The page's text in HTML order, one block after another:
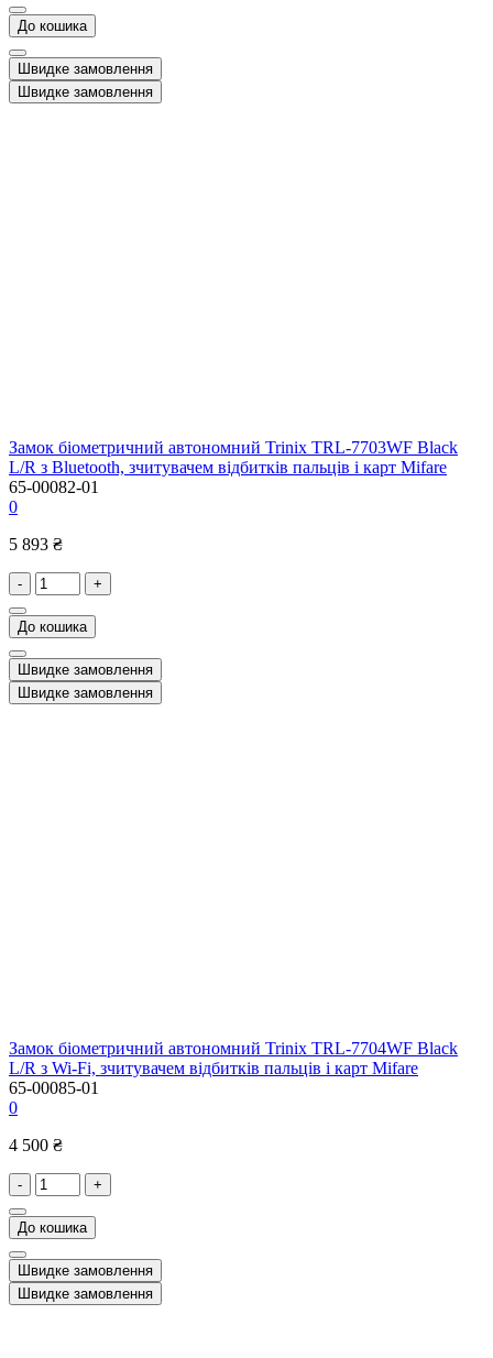
До кошика
Швидке замовлення
Швидке замовлення
Замок біометричний автономний Trinix TRL-7703WF Black
L/R з Bluetooth, зчитувачем відбитків пальців і карт Mifare
65-00082-01
0
5 893 ₴
- +
До кошика
Швидке замовлення
Швидке замовлення
Замок біометричний автономний Trinix TRL-7704WF Black
L/R з Wi-Fi, зчитувачем відбитків пальців і карт Mifare
65-00085-01
0
4 500 ₴
- +
До кошика
Швидке замовлення
Швидке замовлення